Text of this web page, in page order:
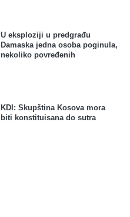
U eksploziji u predgrađu
Damaska jedna osoba poginula,
nekoliko povređenih
KDI: Skupština Kosova mora
biti konstituisana do sutra